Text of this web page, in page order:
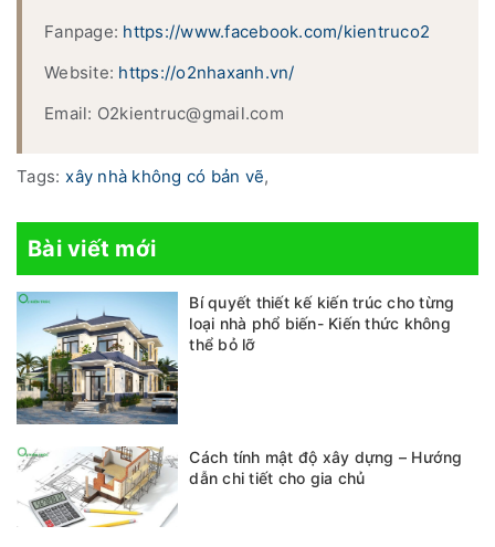
Fanpage: https://www.facebook.com/kientruco2
Website: https://o2nhaxanh.vn/
Email: O2kientruc@gmail.com
Tags: xây nhà không có bản vẽ,
Bài viết mới
Bí quyết thiết kế kiến trúc cho từng
loại nhà phổ biến- Kiến thức không
thể bỏ lỡ
Cách tính mật độ xây dựng – Hướng
dẫn chi tiết cho gia chủ